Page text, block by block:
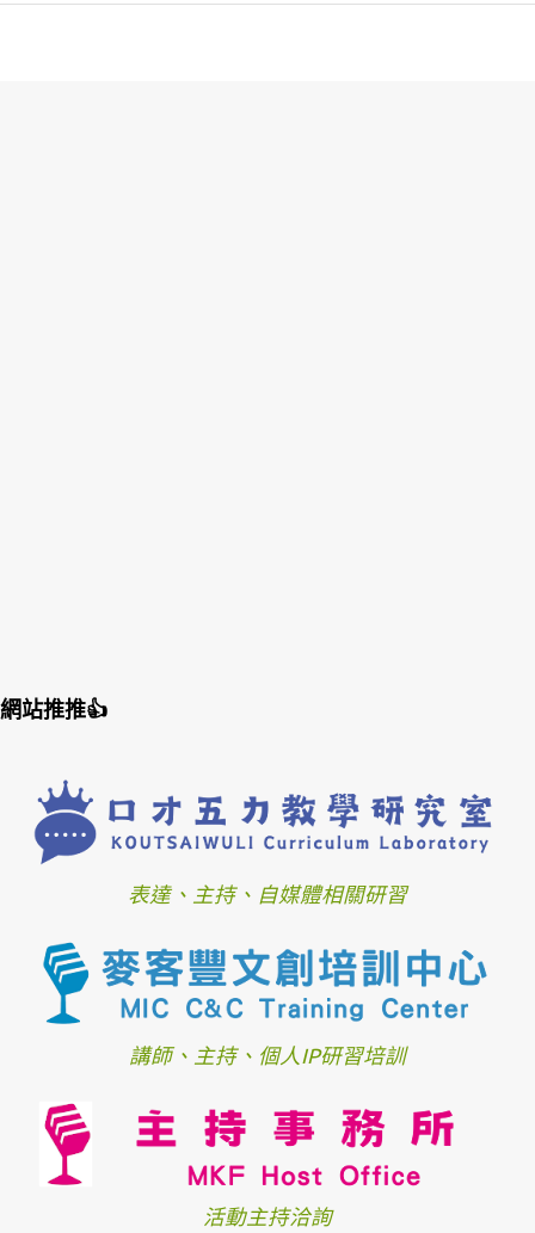
網站推推👍
表達、主持、自媒體相關研習
講師、主持、個人IP研習培訓
活動主持洽詢